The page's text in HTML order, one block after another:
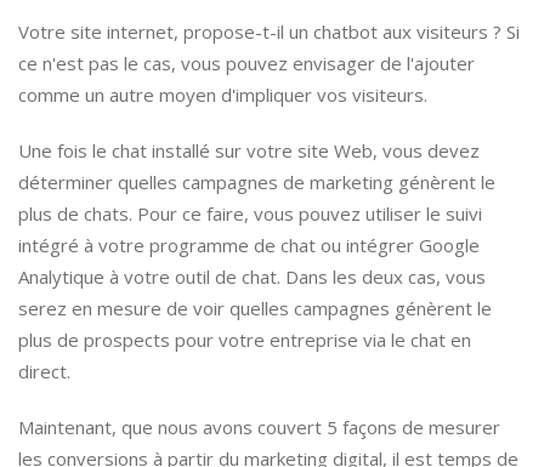
Votre site internet, propose-t-il un chatbot aux visiteurs ? Si
ce n'est pas le cas, vous pouvez envisager de l'ajouter
comme un autre moyen d'impliquer vos visiteurs.
Une fois le chat installé sur votre site Web, vous devez
déterminer quelles campagnes de marketing génèrent le
plus de chats. Pour ce faire, vous pouvez utiliser le suivi
intégré à votre programme de chat ou intégrer Google
Analytique à votre outil de chat. Dans les deux cas, vous
serez en mesure de voir quelles campagnes génèrent le
plus de prospects pour votre entreprise via le chat en
direct.
Maintenant, que nous avons couvert 5 façons de mesurer
les conversions à partir du marketing digital, il est temps de